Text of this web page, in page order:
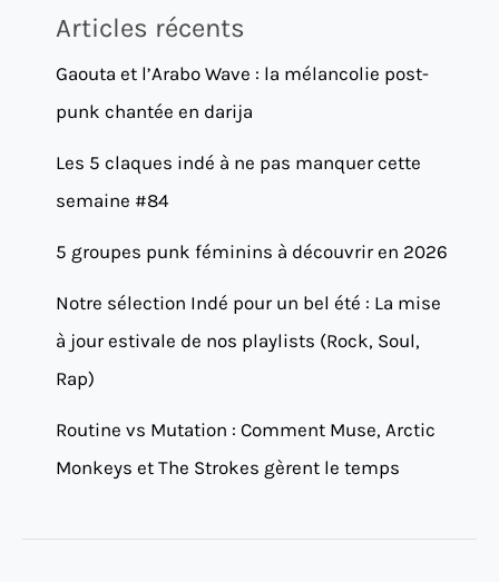
Articles récents
Gaouta et l’Arabo Wave : la mélancolie post-
punk chantée en darija
Les 5 claques indé à ne pas manquer cette
semaine #84
5 groupes punk féminins à découvrir en 2026
Notre sélection Indé pour un bel été : La mise
à jour estivale de nos playlists (Rock, Soul,
Rap)
Routine vs Mutation : Comment Muse, Arctic
Monkeys et The Strokes gèrent le temps